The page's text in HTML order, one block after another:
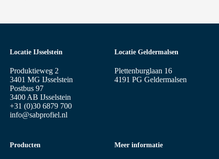
Locatie IJsselstein
Produktieweg 2
3401 MG IJsselstein
Postbus 97
3400 AB IJsselstein
+31 (0)30 6879 700
info@sabprofiel.nl
Producten Meer informatie
Locatie Geldermalsen
Plettenburglaan 16
4191 PG Geldermalsen